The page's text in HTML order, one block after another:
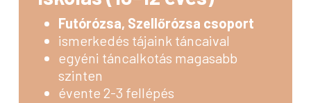
Futórózsa, Szellőrózsa csoport
ismerkedés tájaink táncaival
egyéni táncalkotás magasabb
szinten
évente 2-3 fellépés